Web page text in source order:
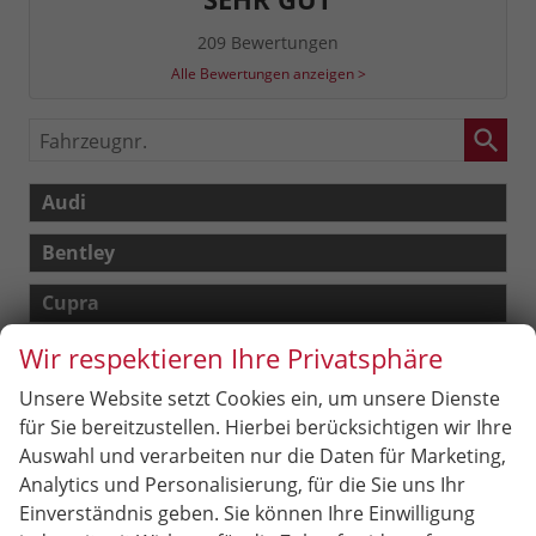
209 Bewertungen
Alle Bewertungen anzeigen >
Fahrzeugnr.
Audi
Bentley
Cupra
Dacia
Fiat
Ford
Hyundai
Wir respektieren Ihre Privatsphäre
Unsere Website setzt Cookies ein, um unsere Dienste
für Sie bereitzustellen. Hierbei berücksichtigen wir Ihre
Auswahl und verarbeiten nur die Daten für Marketing,
Analytics und Personalisierung, für die Sie uns Ihr
Einverständnis geben. Sie können Ihre Einwilligung